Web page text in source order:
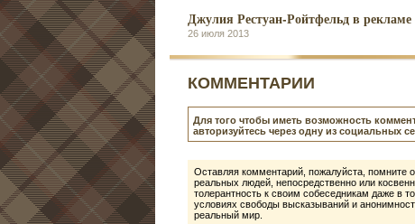
Джулия Рестуан-Ройтфельд в
26 июля 2013
КОММЕНТАРИИ
Для того чтобы иметь возможность
авторизуйтесь через одну из социальных
Оставляя комментарий, пожалуйста, помните
реальных людей, непосредственно или
толерантность к своим собеседникам даже в
условиях свободы высказываний и
реальный мир.